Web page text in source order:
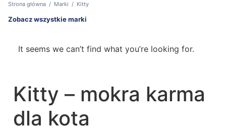
Strona główna / Marki / Kitty
Zobacz wszystkie marki
It seems we can’t find what you’re looking for.
Kitty – mokra karma
dla kota